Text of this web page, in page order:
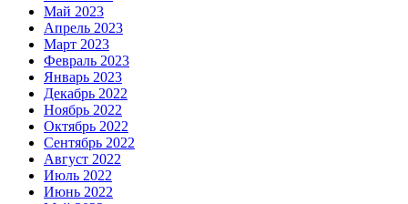
Май 2023
Апрель 2023
Март 2023
Февраль 2023
Январь 2023
Декабрь 2022
Ноябрь 2022
Октябрь 2022
Сентябрь 2022
Август 2022
Июль 2022
Июнь 2022